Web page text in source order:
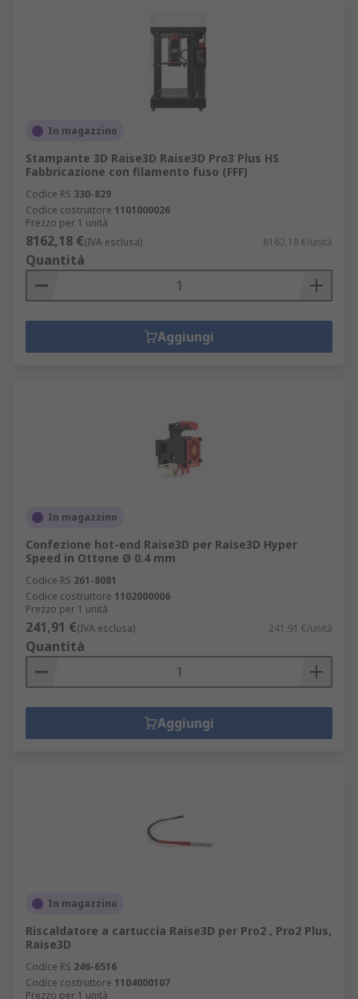
In magazzino
Stampante 3D Raise3D Raise3D Pro3 Plus HS
Fabbricazione con filamento fuso (FFF)
Codice RS 330-829
Codice costruttore 1101000026
Prezzo per 1 unità
8162,18 €(IVA esclusa) 8162,18 €/unità
Quantità
Aggiungi
In magazzino
Confezione hot-end Raise3D per Raise3D Hyper
Speed in Ottone Ø 0.4 mm
Codice RS 261-8081
Codice costruttore 1102000006
Prezzo per 1 unità
241,91 €(IVA esclusa) 241,91 €/unità
Quantità
Aggiungi
In magazzino
Riscaldatore a cartuccia Raise3D per Pro2 , Pro2 Plus,
Raise3D
Codice RS 246-6516
Codice costruttore 1104000107
Prezzo per 1 unità